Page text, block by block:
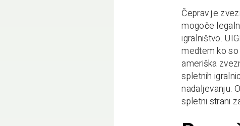
Čeprav je
mogoče
igralništvo.
medtem ko
ameriška
spletnih
nadaljevanju.
spletni strani